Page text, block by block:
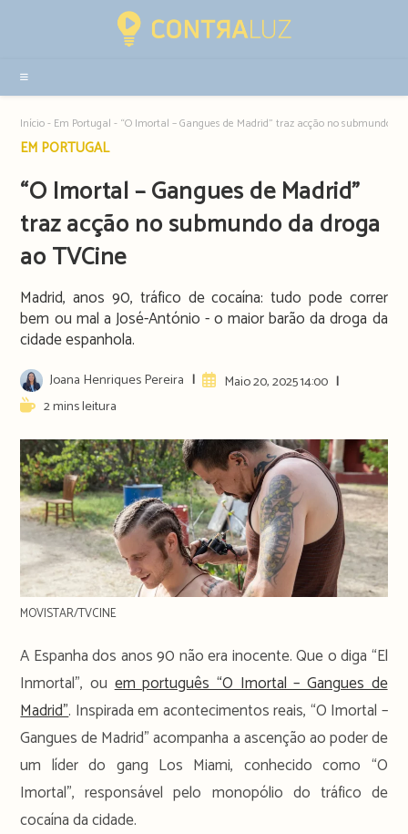
sidebar
Início- Em Portugal - “O Imortal – Gangues de Madrid” traz acção no submundo
Post
EM PORTUGAL
“O Imortal – Gangues de Madrid”
traz acção no submundo da droga
ao TVCine
Madrid, anos 90, tráfico de cocaína: tudo pode correr
bem ou mal a José-António - o maior barão da droga da
cidade espanhola.
Post
author:
Joana Henriques Pereira
ArtigoMaio 20, 2025 14:00
Reading2 mins leitura
MOVISTAR/TVCINE
A Espanha dos anos 90 não era inocente. Que o diga “El
Inmortal”, ouem português “O Imortal – Gangues de
Madrid”. Inspirada em acontecimentos reais, “O Imortal –
Gangues de Madrid” acompanha a ascenção ao poder de
um líder do gang Los Miami, conhecido como “O
Imortal”, responsável pelo monopólio do tráfico de
cocaína da cidade.